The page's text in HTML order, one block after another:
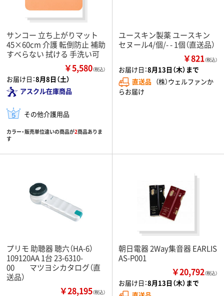
サンコー 立ち上がりマット
45×60cm 介護 転倒防止 補助
すべらない 拭ける 手洗い可
￥5,580（税込）
お届け日：8月8日（土）
アスクル在庫商品
その他介護用品
カラー・販売単位違いの商品が2商品ありま
す
ユースキン製薬 ユースキン
セヌール4/個/- - 1個（直送品）
￥821（税込）
お届け日：8月13日（木）まで
直送品 （株）ウェルファンか
らお届け
プリモ 助聴器 聴六（HA-6）
109120AA 1台 23-6310-
00 マツヨシカタログ（直
送品）
￥28,195（税込）
朝日電器 2Way集音器 EARLIS
AS-P001
￥20,792（税込）
お届け日：8月13日（木）まで